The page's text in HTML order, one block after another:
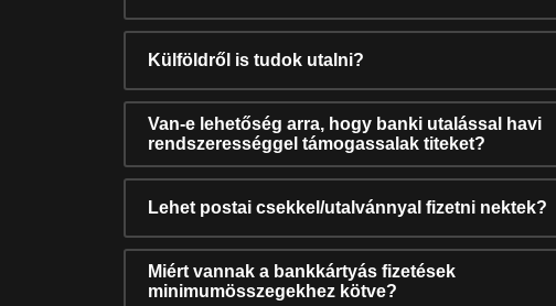
Külföldről is tudok utalni?
Van-e lehetőség arra, hogy banki utalással havi
rendszerességgel támogassalak titeket?
Lehet postai csekkel/utalvánnyal fizetni nektek?
Miért vannak a bankkártyás fizetések
minimumösszegekhez kötve?